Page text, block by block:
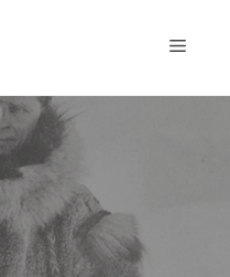
Menu